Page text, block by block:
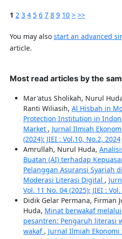
1 2 3 4 5 6 7 8 9 10 > >>
You may also start an advanced
article.
Most read articles by the
Mar'atus Sholikah, Nurul
Ranti Wiliasih, Al Hisbah in
Protection Institution in
Market , Jurnal Ilmiah
(2024): JIEI : Vol.10, No.2, 2024
Amrullah, Nurul Huda,
Buatan (AI) terhadap
Pelanggan Asuransi Syariah
Moderasi Literasi Digital ,
Vol. 11 No. 04 (2025): JIEI :
Didik Gelar Permana, Firman
Huda, Minat berwakaf
pesantren: Pengaruh literasi
wakaf , Jurnal Ilmiah Ekonomi